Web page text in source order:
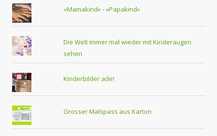
«Mamakind» - «Papakind»
Die Welt immer mal wieder mit Kinderaugen
sehen
Kinderbilder ade!
Grosser Malspass aus Karton